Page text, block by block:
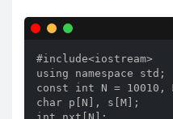
#include<iostream>
using namespace std;
const int N = 10010,
char p[N], s[M];